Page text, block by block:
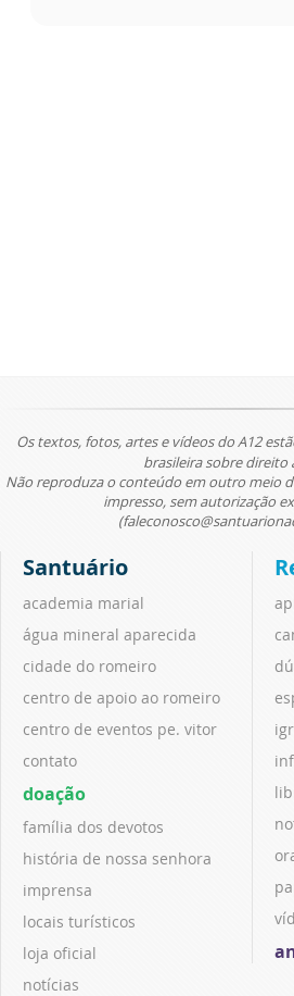
Os textos, fotos, artes e vídeos do A12
brasileira sobre direito
Não reproduza o conteúdo em outro meio
impresso, sem autorização
Santuário
academia marial
água mineral aparecida
cidade do romeiro
centro de apoio ao romeiro
centro de eventos pe. vitor
contato
doação
família dos devotos
história de nossa senhora
imprensa
locais turísticos
loja oficial
notícias